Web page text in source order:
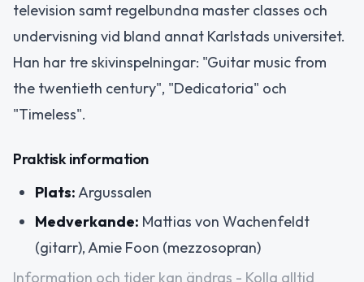
television samt regelbundna master classes och
undervisning vid bland annat Karlstads universitet.
Han har tre skivinspelningar: "Guitar music from
the twentieth century", "Dedicatoria" och
"Timeless".
Praktisk information
Plats: Argussalen
Medverkande: Mattias von Wachenfeldt
(gitarr), Amie Foon (mezzosopran)
Information och tider kan ändras - Kolla alltid